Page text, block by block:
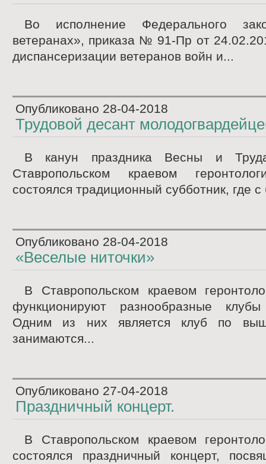
Во исполнение Федерального
ветеранах», приказа № 91-Пр от
диспансеризации ветеранов войн и...
Опубликовано 28-04-2018
Трудовой десант
В канун праздника Весны и
Ставропольском краевом
состоялся традиционный субботник, где
Опубликовано 28-04-2018
«Веселые ниточки»
В Ставропольском краевом
функционируют разнообразные
Одним из них является клуб по
занимаются...
Опубликовано 27-04-2018
Праздничный концерт.
В Ставропольском краевом
состоялся праздничный концерт,